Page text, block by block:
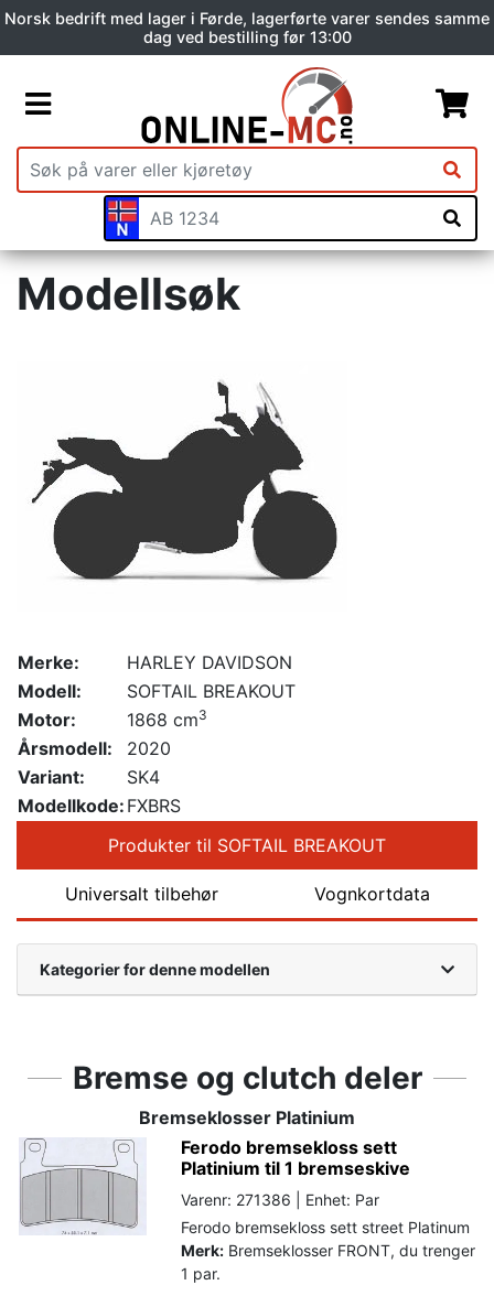
Norsk bedrift med lager i Førde, lagerførte varer sendes samme
dag ved bestilling før 13:00
Modellsøk
Merke:
HARLEY DAVIDSON
Modell:
SOFTAIL BREAKOUT
Motor:
1868 cm3
Årsmodell:
2020
Variant:
SK4
Modellkode: FXBRS
Produkter til SOFTAIL BREAKOUT
Universalt tilbehør Vognkortdata
Kategorier for denne modellen
Bremse og clutch deler
Bremseklosser Platinium
Ferodo bremsekloss sett
Platinium til 1 bremseskive
Varenr: 271386 | Enhet: Par
Ferodo bremsekloss sett street Platinum
Merk: Bremseklosser FRONT, du trenger
1 par.